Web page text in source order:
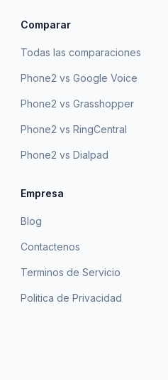
Comparar
Todas las comparaciones
Phone2 vs Google Voice
Phone2 vs Grasshopper
Phone2 vs RingCentral
Phone2 vs Dialpad
Empresa
Blog
Contactenos
Terminos de Servicio
Politica de Privacidad